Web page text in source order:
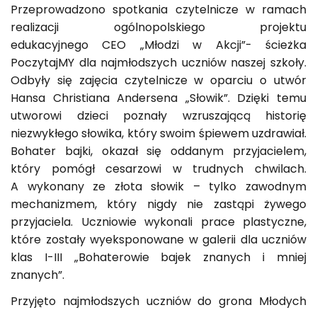
Przeprowadzono spotkania czytelnicze w ramach
realizacji ogólnopolskiego projektu
edukacyjnego CEO „Młodzi w Akcji”- ścieżka
PoczytajMY dla najmłodszych uczniów naszej szkoły.
Odbyły się zajęcia czytelnicze w oparciu o utwór
Hansa Christiana Andersena „Słowik”. Dzięki temu
utworowi dzieci poznały wzruszającą historię
niezwykłego słowika, który swoim śpiewem uzdrawiał.
Bohater bajki, okazał się oddanym przyjacielem,
który pomógł cesarzowi w trudnych chwilach.
A wykonany ze złota słowik – tylko zawodnym
mechanizmem, który nigdy nie zastąpi żywego
przyjaciela. Uczniowie wykonali prace plastyczne,
które zostały wyeksponowane w galerii dla uczniów
klas I-III „Bohaterowie bajek znanych i mniej
znanych”.
Przyjęto najmłodszych uczniów do grona Młodych